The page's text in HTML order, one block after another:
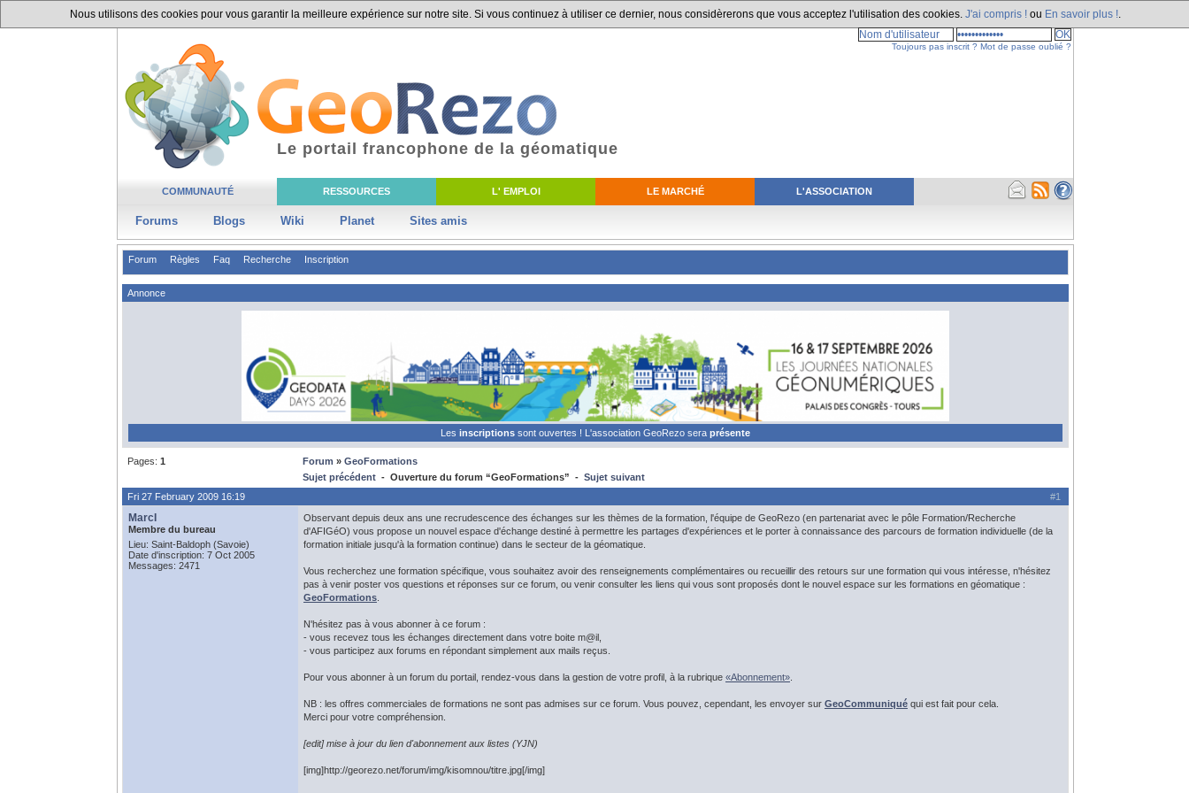
Nous utilisons des cookies pour vous garantir la meilleure expérience sur notre site. Si vous continuez à utiliser ce dernier, nous considèrerons que vous acceptez l'utilisation des cookies. J'ai compris ! ou En savoir plus !
COMMUNAUTÉ RESSOURCES L' EMPLOI LE MARCHÉ L'ASSOCIATION
Forums Blogs Wiki Planet Sites amis
Le portail francophone de la géomatique
Toujours pas inscrit ? Mot de passe oublié ?
Forum Règles Faq Recherche Inscription
Annonce
Les inscriptions sont ouvertes ! L'association GeoRezo sera présente
Pages: 1 Forum » GeoFormations
Sujet précédent - Ouverture du forum “GeoFormations” - Sujet suivant
#1
Fri 27 February 2009 16:19
MarcI
Membre du bureau
Lieu: Saint-Baldoph (Savoie)
Date d'inscription: 7 Oct 2005
Messages: 2471
Observant depuis deux ans une recrudescence des échanges sur les thèmes de la formation, l'équipe de GeoRezo (en partenariat avec le pôle Formation/Recherche
d'AFIGéO) vous propose un nouvel espace d'échange destiné à permettre les partages d'expériences et le porter à connaissance des parcours de formation individuelle (de la
formation initiale jusqu'à la formation continue) dans le secteur de la géomatique.
Vous recherchez une formation spécifique, vous souhaitez avoir des renseignements complémentaires ou recueillir des retours sur une formation qui vous intéresse, n'hésitez
pas à venir poster vos questions et réponses sur ce forum, ou venir consulter les liens qui vous sont proposés dont le nouvel espace sur les formations en géomatique :
GeoFormations
N'hésitez pas à vous abonner à ce forum :
- vous recevez tous les échanges directement dans votre boite m@il,
- vous participez aux forums en répondant simplement aux mails reçus.
Pour vous abonner à un forum du portail, rendez-vous dans la gestion de votre profil, à la rubrique «Abonnement»
NB : les offres commerciales de formations ne sont pas admises sur ce forum. Vous pouvez, cependant, les envoyer sur GeoCommuniqué qui est fait pour cela.
Merci pour votre compréhension.
[edit] mise à jour du lien d'abonnement aux listes (YJN)
[img]http://georezo.net/forum/img/kisomnou/titre.jpg[/img]